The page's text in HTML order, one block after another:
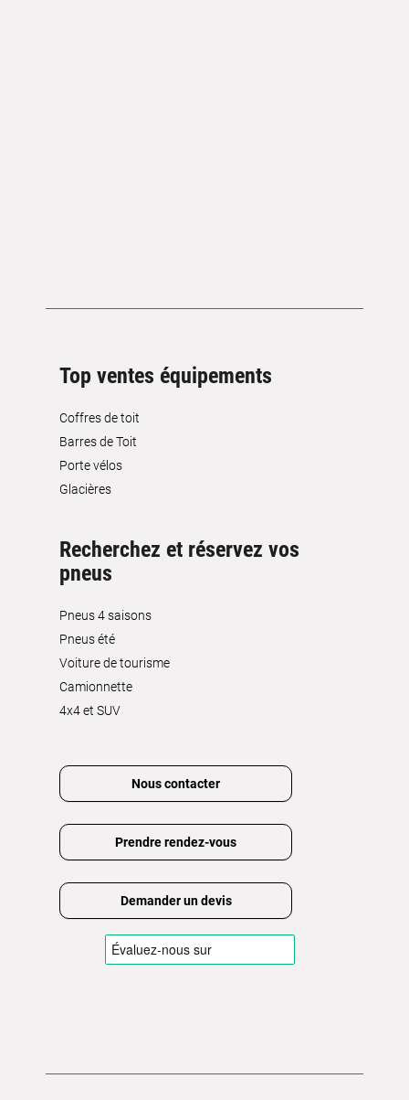
Top ventes équipements
Coffres de toit
Barres de Toit
Porte vélos
Glacières
Recherchez et réservez vos
pneus
Pneus 4 saisons
Pneus été
Voiture de tourisme
Camionnette
4x4 et SUV
Nous contacter
Prendre rendez-vous
Demander un devis